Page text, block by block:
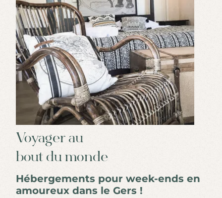
Voyager au
bout du monde
Hébergements pour week-ends en
amoureux dans le Gers !